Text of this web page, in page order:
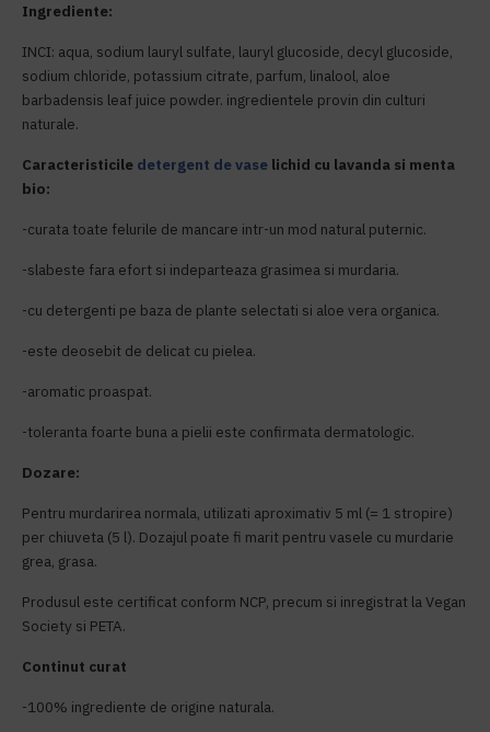
Ingrediente:
INCI: aqua, sodium lauryl sulfate, lauryl glucoside, decyl glucoside,
sodium chloride, potassium citrate, parfum, linalool, aloe
barbadensis leaf juice powder. ingredientele provin din culturi
naturale.
Caracteristicile detergent de vase lichid cu lavanda si menta
bio:
-curata toate felurile de mancare intr-un mod natural puternic.
-slabeste fara efort si indeparteaza grasimea si murdaria.
-cu detergenti pe baza de plante selectati si aloe vera organica.
-este deosebit de delicat cu pielea.
-aromatic proaspat.
-toleranta foarte buna a pielii este confirmata dermatologic.
Dozare:
Pentru murdarirea normala, utilizati aproximativ 5 ml (= 1 stropire)
per chiuveta (5 l). Dozajul poate fi marit pentru vasele cu murdarie
grea, grasa.
Produsul este certificat conform NCP, precum si inregistrat la Vegan
Society si PETA.
Continut curat
-100% ingrediente de origine naturala.